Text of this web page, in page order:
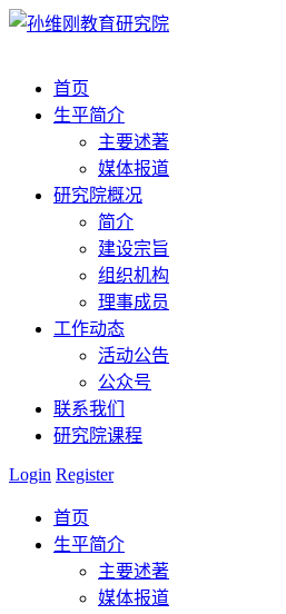
首页
生平简介
主要述著
媒体报道
研究院概况
简介
建设宗旨
组织机构
理事成员
工作动态
活动公告
公众号
联系我们
研究院课程
Login Register
首页
生平简介
主要述著
媒体报道